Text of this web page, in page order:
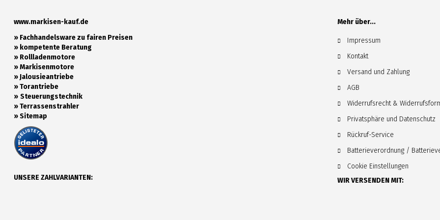
www.markisen-kauf.de
» Fachhandelsware zu fairen Preisen
» kompetente Beratung
» Rollladenmotore
»Markisenmotore
»Jalousieantriebe
»Torantriebe
» Steuerungstechnik
»Terrassenstrahler
»Sitemap
Mehr über...
Impressum
Kontakt
Versand und Zahlung
AGB
Widerrufsrecht &
Privatsphäre und Datenschutz
Rückruf-Service
Batterieverordnung /
Cookie Einstellungen
UNSERE ZAHLVARIANTEN:
WIR VERSENDEN MIT: